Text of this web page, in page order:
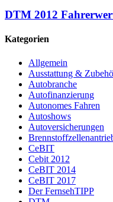
DTM 2012
Kategorien
Allgemein
Ausstattung &
Autobranche
Autofinanzierung
Autonomes Fahren
Autoshows
Autoversicherungen
CeBIT
Cebit 2012
CeBIT 2014
CeBIT 2017
Der FernsehTIPP